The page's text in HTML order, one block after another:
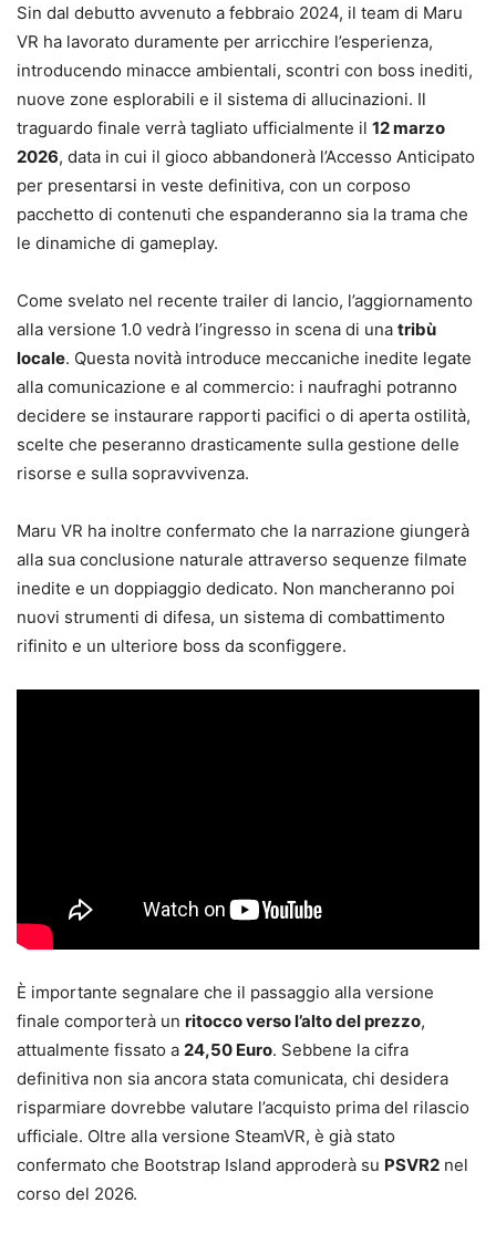
Sin dal debutto avvenuto a febbraio 2024, il team di Maru
VR ha lavorato duramente per arricchire l’esperienza,
introducendo minacce ambientali, scontri con boss inediti,
nuove zone esplorabili e il sistema di allucinazioni. Il
traguardo finale verrà tagliato ufficialmente il 12 marzo
2026, data in cui il gioco abbandonerà l’Accesso Anticipato
per presentarsi in veste definitiva, con un corposo
pacchetto di contenuti che espanderanno sia la trama che
le dinamiche di gameplay.
Come svelato nel recente trailer di lancio, l’aggiornamento
alla versione 1.0 vedrà l’ingresso in scena di una tribù
locale. Questa novità introduce meccaniche inedite legate
alla comunicazione e al commercio: i naufraghi potranno
decidere se instaurare rapporti pacifici o di aperta ostilità,
scelte che peseranno drasticamente sulla gestione delle
risorse e sulla sopravvivenza.
Maru VR ha inoltre confermato che la narrazione giungerà
alla sua conclusione naturale attraverso sequenze filmate
inedite e un doppiaggio dedicato. Non mancheranno poi
nuovi strumenti di difesa, un sistema di combattimento
rifinito e un ulteriore boss da sconfiggere.
È importante segnalare che il passaggio alla versione
finale comporterà un ritocco verso l’alto del prezzo,
attualmente fissato a 24,50 Euro. Sebbene la cifra
definitiva non sia ancora stata comunicata, chi desidera
risparmiare dovrebbe valutare l’acquisto prima del rilascio
ufficiale. Oltre alla versione SteamVR, è già stato
confermato che Bootstrap Island approderà su PSVR2 nel
corso del 2026.